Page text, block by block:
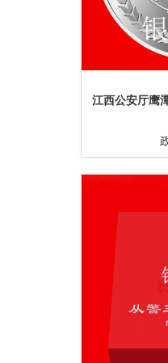
江西公安厅鹰